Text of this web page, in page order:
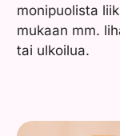
monipuolista
mukaan mm.
tai ulkoilua.